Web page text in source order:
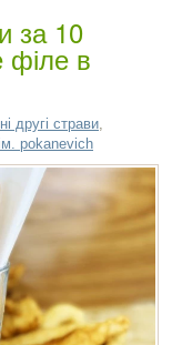
за 10
філе в
другі страви
pokanevich